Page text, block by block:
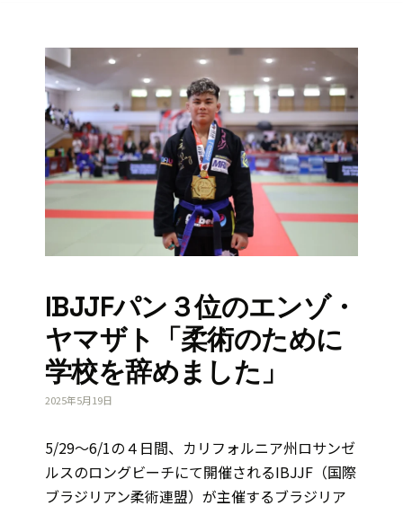
IBJJFパン３位のエンゾ・
ヤマザト「柔術のために
学校を辞めました」
2025年5月19日
5/29～6/1の４日間、カリフォルニア州ロサンゼ
ルスのロングビーチにて開催されるIBJJF（国際
ブラジリアン柔術連盟）が主催するブラジリア